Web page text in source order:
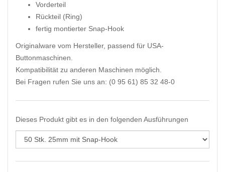
Vorderteil
Rückteil (Ring)
fertig montierter Snap-Hook
Originalware vom Hersteller, passend für USA-
Buttonmaschinen.
Kompatibilität zu anderen Maschinen möglich.
Bei Fragen rufen Sie uns an: (0 95 61) 85 32 48-0
Dieses Produkt gibt es in den folgenden Ausführungen